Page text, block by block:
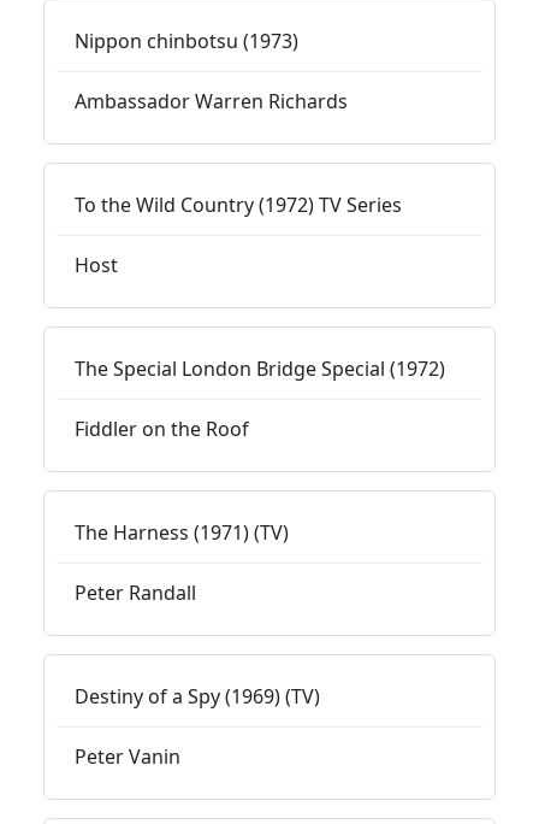
Nippon chinbotsu (1973)
Ambassador Warren Richards
To the Wild Country (1972) TV Series
Host
The Special London Bridge Special (1972)
Fiddler on the Roof
The Harness (1971) (TV)
Peter Randall
Destiny of a Spy (1969) (TV)
Peter Vanin